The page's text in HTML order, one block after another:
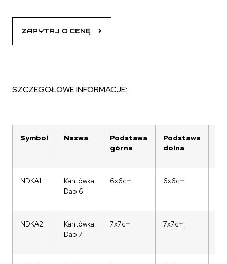
ZAPYTAJ O CENĘ
SZCZEGÓŁOWE INFORMACJE:
Symbol Nazwa
Podstawa
górna
Podstawa
dolna
NDKA1
Kantówka
Dąb 6
6x6cm 6x6cm
NDKA2
Kantówka
Dąb 7
7x7cm 7x7cm